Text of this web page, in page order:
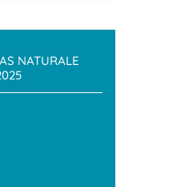
NATURALE